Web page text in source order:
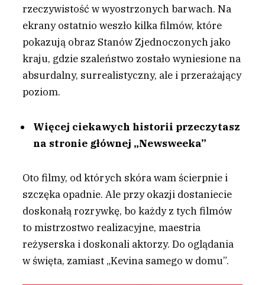
rzeczywistość w wyostrzonych barwach. Na
ekrany ostatnio weszło kilka filmów, które
pokazują obraz Stanów Zjednoczonych jako
kraju, gdzie szaleństwo zostało wyniesione na
absurdalny, surrealistyczny, ale i przerażający
poziom.
Więcej ciekawych historii przeczytasz
na stronie głównej „Newsweeka”
Oto filmy, od których skóra wam ścierpnie i
szczęka opadnie. Ale przy okazji dostaniecie
doskonałą rozrywkę, bo każdy z tych filmów
to mistrzostwo realizacyjne, maestria
reżyserska i doskonali aktorzy. Do oglądania
w święta, zamiast „Kevina samego w domu”.